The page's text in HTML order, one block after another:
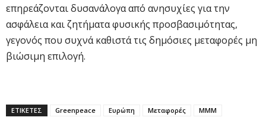
επηρεάζονται δυσανάλογα από ανησυχίες για την
ασφάλεια και ζητήματα φυσικής προσβασιμότητας,
γεγονός που συχνά καθιστά τις δημόσιες μεταφορές μη
βιώσιμη επιλογή.
ΕΤΙΚΕΤΕΣ Greenpeace Ευρώπη Μεταφορές ΜΜΜ